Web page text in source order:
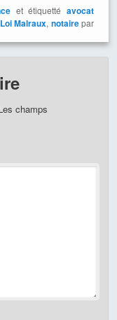
et étiquettéavocat
Loi Malraux, notairepar
champs